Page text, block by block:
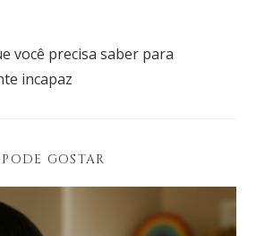
você precisa saber para
incapaz
GOSTAR